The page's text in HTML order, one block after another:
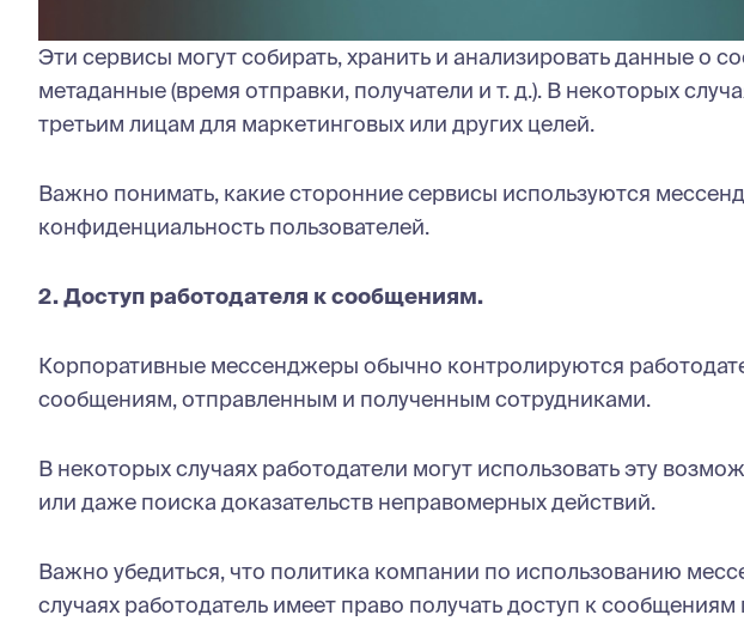
Эти сервисы могут собирать, хранить и анализировать данные о
метаданные (время отправки, получатели и т. д.). В некоторых
третьим лицам для маркетинговых или других целей.
Важно понимать, какие сторонние сервисы используются
конфиденциальность пользователей.
2. Доступ работодателя к сообщениям.
Корпоративные мессенджеры обычно контролируются
сообщениям, отправленным и полученным сотрудниками.
В некоторых случаях работодатели могут использовать эту
или даже поиска доказательств неправомерных действий.
Важно убедиться, что политика компании по использованию
случаях работодатель имеет право получать доступ к сообщениям